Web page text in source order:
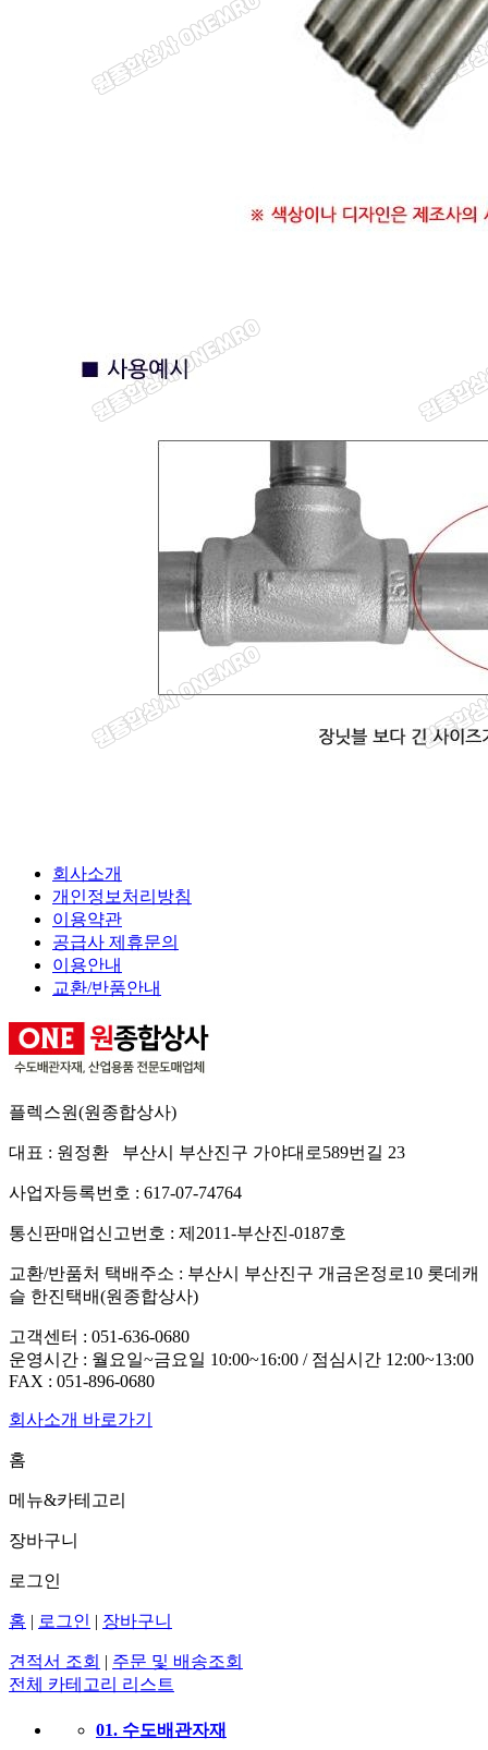
회사소개
개인정보처리방침
이용약관
공급사 제휴문의
이용안내
교환/반품안내
플렉스원(원종합상사)
대표 : 원정환 부산시 부산진구 가야대로589번길 23
사업자등록번호 : 617-07-74764
통신판매업신고번호 : 제2011-부산진-0187호
교환/반품처 택배주소 : 부산시 부산진구 개금온정로10 롯데캐
슬 한진택배(원종합상사)
고객센터 : 051-636-0680
운영시간 : 월요일~금요일 10:00~16:00 / 점심시간 12:00~13:00
FAX : 051-896-0680
회사소개 바로가기
홈
메뉴&카테고리
장바구니
로그인
홈 | 로그인 | 장바구니
견적서 조회 | 주문 및 배송조회
전체 카테고리 리스트
01. 수도배관자재